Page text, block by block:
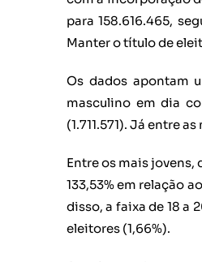
para 158.616.465,
Manter o título de
Os dados apontam
masculino em dia
(1.711.571). Já entre
Entre os mais jovens,
133,53% em relação
disso, a faixa de 18 a
eleitores (1,66%).